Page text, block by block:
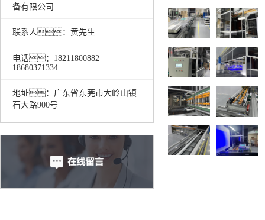
备有限公司
联系人：黄先生
电话：18211800882
18680371334
地址：广东省东莞市大岭山镇
石大路900号